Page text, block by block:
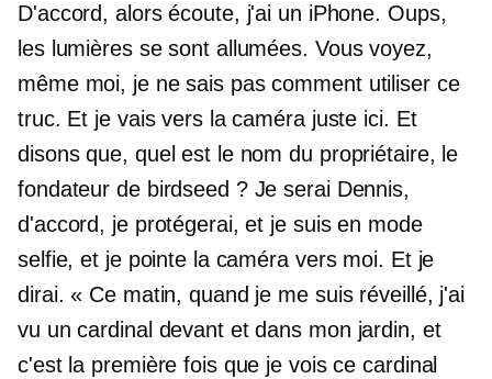
D'accord, alors écoute, j'ai un iPhone. Oups,
les lumières se sont allumées. Vous voyez,
même moi, je ne sais pas comment utiliser ce
truc. Et je vais vers la caméra juste ici. Et
disons que, quel est le nom du propriétaire, le
fondateur de birdseed ? Je serai Dennis,
d'accord, je protégerai, et je suis en mode
selfie, et je pointe la caméra vers moi. Et je
dirai. « Ce matin, quand je me suis réveillé, j'ai
vu un cardinal devant et dans mon jardin, et
c'est la première fois que je vois ce cardinal